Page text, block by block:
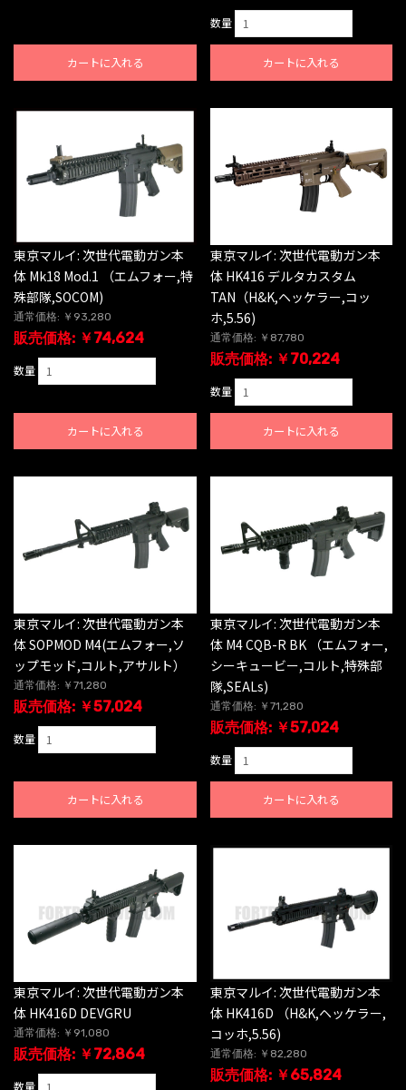
カートに入れる
数量
カートに入れる
東京マルイ: 次世代電動ガン本
体 Mk18 Mod.1 （エムフォー,特
殊部隊,SOCOM)
通常価格: ￥93,280
販売価格: ￥74,624
数量
カートに入れる
東京マルイ: 次世代電動ガン本
体 HK416 デルタカスタム
TAN（H&K,ヘッケラー,コッ
ホ,5.56)
通常価格: ￥87,780
販売価格: ￥70,224
数量
カートに入れる
東京マルイ: 次世代電動ガン本
体 SOPMOD M4(エムフォー,ソ
ップモッド,コルト,アサルト）
通常価格: ￥71,280
販売価格: ￥57,024
数量
カートに入れる
東京マルイ: 次世代電動ガン本
体 M4 CQB-R BK （エムフォー,
シーキュービー,コルト,特殊部
隊,SEALs)
通常価格: ￥71,280
販売価格: ￥57,024
数量
カートに入れる
東京マルイ: 次世代電動ガン本
体 HK416D DEVGRU
通常価格: ￥91,080
販売価格: ￥72,864
数量
東京マルイ: 次世代電動ガン本
体 HK416D （H&K,ヘッケラー,
コッホ,5.56)
通常価格: ￥82,280
販売価格: ￥65,824